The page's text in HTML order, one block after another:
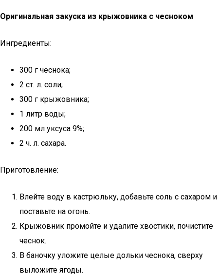
Оригинальная закуска из крыжовника с чесноком
Ингредиенты:
300 г чеснока;
2 ст. л. соли;
300 г крыжовника;
1 литр воды;
200 мл уксуса 9%;
2 ч. л. сахара.
Приготовление:
Влейте воду в кастрюльку, добавьте соль с сахаром и
поставьте на огонь.
Крыжовник промойте и удалите хвостики, почистите
чеснок.
В баночку уложите целые дольки чеснока, сверху
выложите ягоды.